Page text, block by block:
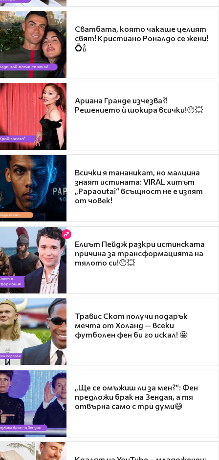
Сватбата, която чакаше целият
свят! Кристиано Роналдо се жени!
💍🍾
Ариана Гранде изчезва?!
Решението ѝ шокира всички!😯💥
Всички я тананикат, но малцина
знаят истината: VIRAL хитът
„Papaoutai“ всъщност не е изпят
от човек!
Елиът Пейдж разкри истинската
причина за трансформацията на
тялото си!😯💥
Травис Скот получи подарък
мечта от Холанд — всеки
футболен фен би го искал! 🤩
„Ще се омъжиш ли за мен?“: Фен
предложи брак на Зендая, а тя
отвърна само с три думи😅